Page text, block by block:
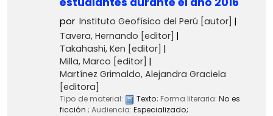
por Instituto Geofísico del Perú [autor]
Tavera, Hernando [editor]
Takahashi, Ken [editor]
Milla, Marco [editor]
Martínez Grimaldo, Alejandra Graciela
[editora]
Tipo de material: Texto; Forma literaria: No es
ficción ; Audiencia: Especializado;